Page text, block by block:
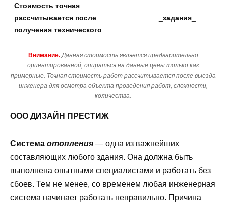
Стоимость точная
рассчитывается после
получения технического
_задания
Внимание. Данная стоимость является предварительно
ориентированной, опираться на данные цены только как
примерные. Точная стоимость работ рассчитывается после выезда
инженера для осмотра объекта проведения работ, сложности,
количества.
ООО ДИЗАЙН ПРЕСТИЖ
Система отопления — одна из важнейших
составляющих любого здания. Она должна быть
выполнена опытными специалистами и работать без
сбоев. Тем не менее, со временем любая инженерная
система начинает работать неправильно. Причина